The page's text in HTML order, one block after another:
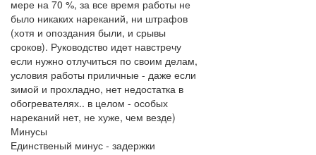
мере на 70 %, за все время работы не
было никаких нареканий, ни штрафов
(хотя и опоздания были, и срывы
сроков). Руководство идет навстречу
если нужно отлучиться по своим делам,
условия работы приличные - даже если
зимой и прохладно, нет недостатка в
обогревателях.. в целом - особых
нареканий нет, не хуже, чем везде)
Минусы
Единственый минус - задержки